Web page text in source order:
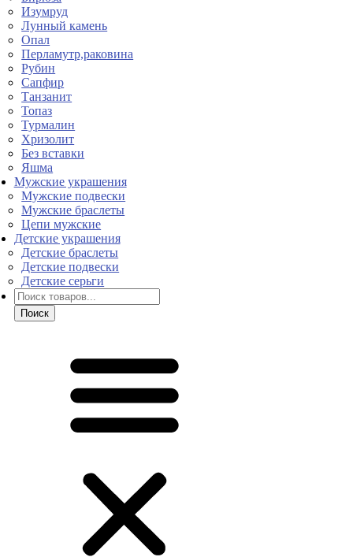
Изумруд
Лунный камень
Опал
Перламутр,раковина
Рубин
Сапфир
Танзанит
Топаз
Турмалин
Хризолит
Без вставки
Яшма
Мужские украшения
Мужские подвески
Мужские браслеты
Цепи мужские
Детские украшения
Детские браслеты
Детские подвески
Детские серьги
Поиск
товаров
Поиск